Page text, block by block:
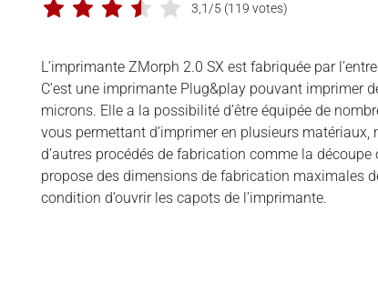
BUSINESS
IMPRIMANTES 3D
LOGICIELS 3D
MATÉRIAUX
3,1/5 (119 votes)
L’imprimante ZMorph 2.0 SX est fabriquée par
C’est une imprimante Plug&play pouvant imprimer
microns. Elle a la possibilité d’être équipée de
vous permettant d’imprimer en plusieurs matériaux,
d’autres procédés de fabrication comme la découpe
propose des dimensions de fabrication maximales
condition d’ouvrir les capots de l’imprimante.